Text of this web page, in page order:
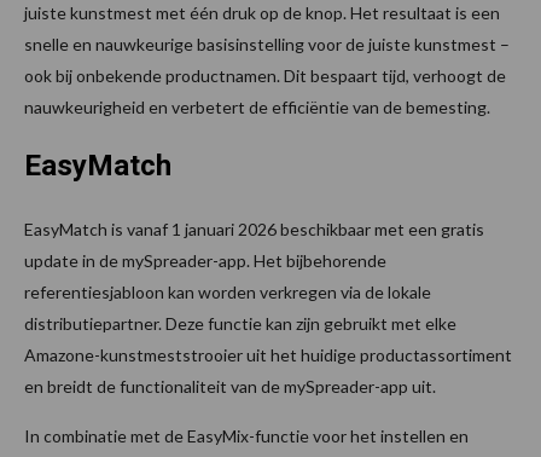
juiste kunstmest met één druk op de knop. Het resultaat is een
snelle en nauwkeurige basisinstelling voor de juiste kunstmest –
ook bij onbekende productnamen. Dit bespaart tijd, verhoogt de
nauwkeurigheid en verbetert de efficiëntie van de bemesting.
EasyMatch
EasyMatch is vanaf 1 januari 2026 beschikbaar met een gratis
update in de mySpreader-app. Het bijbehorende
referentiesjabloon kan worden verkregen via de lokale
distributiepartner. Deze functie kan zijn gebruikt met elke
Amazone-kunstmeststrooier uit het huidige productassortiment
en breidt de functionaliteit van de mySpreader-app uit.
In combinatie met de EasyMix-functie voor het instellen en